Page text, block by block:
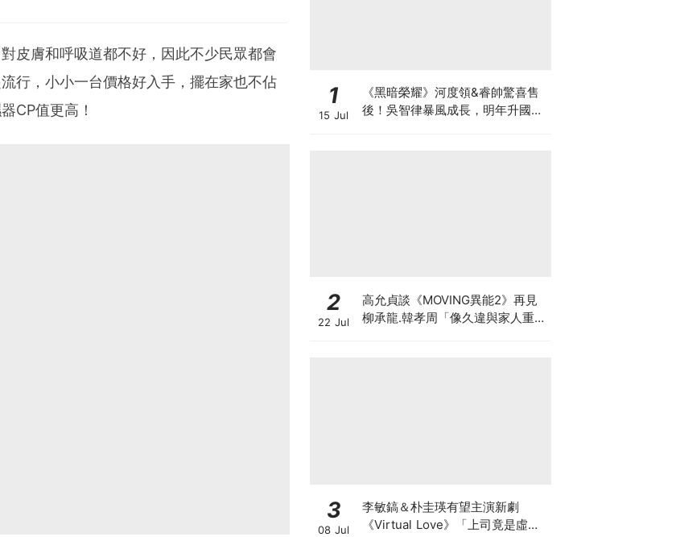
皮膚和呼吸道都不好，因此不少民眾都會
行，小小一台價格好入手，擺在家也不佔
CP值更高！
1
15 Jul
《黑暗榮耀》河度領&睿帥驚喜售
後！吳智律暴風成長，明年升國中
2
22 Jul
高允貞談《MOVING異能2》再見
柳承龍.韓孝周「像久違與家人重
3
08 Jul
李敏鎬＆朴圭瑛有望主演新劇
《Virtual Love》「上司竟是虛擬